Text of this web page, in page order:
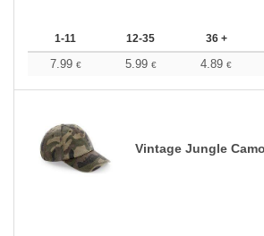
1-11 12-35 36 +
7.99 € 5.99 € 4.89 €
Vintage Jungle Camo